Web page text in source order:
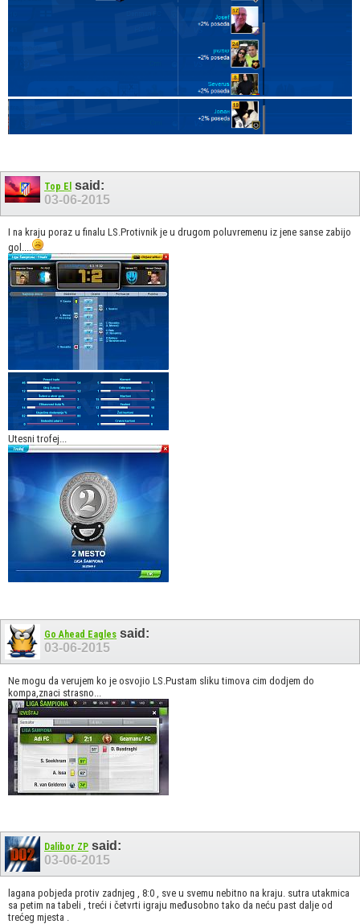
Top El said:
03-06-2015
I na kraju poraz u finalu LS.Protivnik je u drugom poluvremenu iz jene sanse zabijo
gol....
Utesni trofej...
Go Ahead Eagles said:
03-06-2015
Ne mogu da verujem ko je osvojio LS.Pustam sliku timova cim dodjem do
kompa,znaci strasno...
Dalibor ZP said:
03-06-2015
lagana pobjeda protiv zadnjeg , 8:0 , sve u svemu nebitno na kraju. sutra utakmica
sa petim na tabeli , treći i četvrti igraju međusobno tako da neću past dalje od
trećeg mjesta .